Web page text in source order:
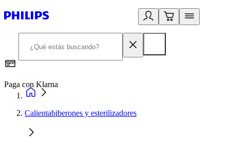
Paga con Klarna
Calientabiberones y esterilizadores